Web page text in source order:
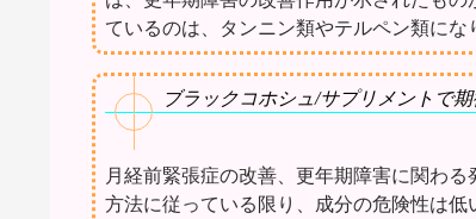
ているのは、タンニン類やテルペン類にな
ブラックコホシュ/サプリメントで
月経前緊張症の改善、更年期障害に関わ
方法に従っている限り、成分の危険性は